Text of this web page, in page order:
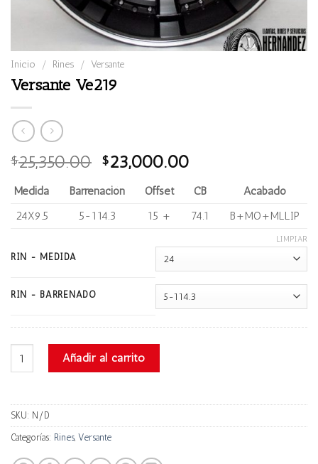
Inicio / Rines / Versante
Versante Ve219
$25,350.00 Original
was:
$25,350.00.
$23,000.00
is:
$23,000.00.
Medida Barrenación Offset CB
Acabado
24X9.5
5-114.3 15 + 74.1 B+MO+MLLIP
RIN - MEDIDA
RIN - BARRENADO
LIMPIAR
Versante Ve219 cantidad
Añadir al carrito
SKU: N/D
Categorías: Rines, Versante